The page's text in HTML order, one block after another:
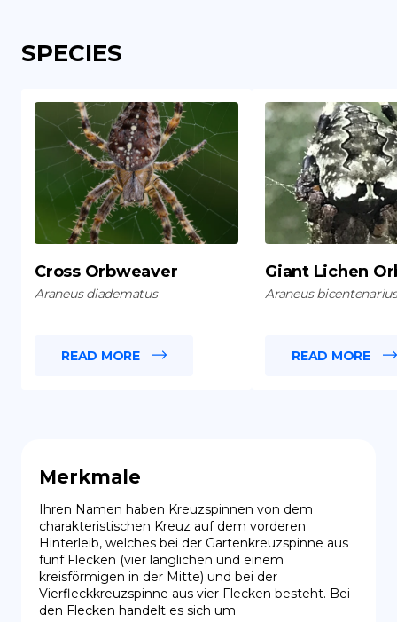
SPECIES
Cross Orbweaver
Araneus diadematus
READ MORE
Giant Lichen
Araneus bicentenarius
READ MORE
Merkmale
Ihren Namen haben Kreuzspinnen von dem
charakteristischen Kreuz auf dem vorderen
Hinterleib, welches bei der Gartenkreuzspinne aus
fünf Flecken (vier länglichen und einem
kreisförmigen in der Mitte) und bei der
Vierfleckkreuzspinne aus vier Flecken besteht. Bei
den Flecken handelt es sich um